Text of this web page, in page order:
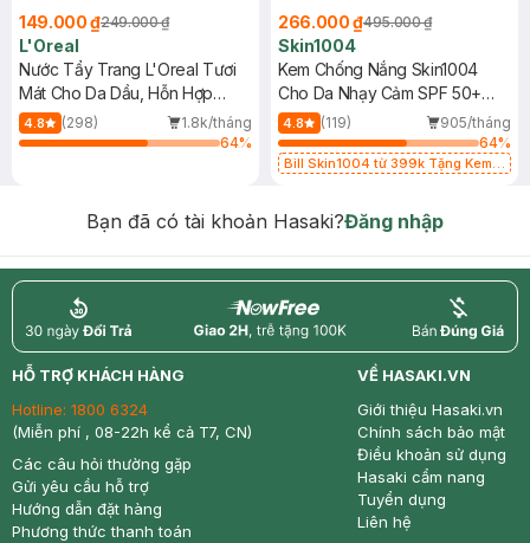
149.000 ₫249.000 ₫
L'Oreal
Nước Tẩy Trang L'Oreal Tươi
Mát Cho Da Dầu, Hỗn Hợp
400ml
4.8 (298)
1.8k/tháng
64%
266.000 ₫495.000 ₫
Skin1004
Kem Chống Nắng Skin1004
Cho Da Nhạy Cảm SPF 50+
50ml
4.8 (119)
905/tháng
64%
Bill Skin1004 từ 399k Tặng Kem
Bạn đã có tài khoản Hasaki?Đăng nhập
return nowfree price
HỖ TRỢ KHÁCH HÀNG
Hotline: 1800 6324
(Miễn phí , 08-22h kể cả T7, CN)
Các câu hỏi thường gặp
Gửi yêu cầu hỗ trợ
Hướng dẫn đặt hàng
Phương thức thanh toán
VỀ HASAKI.VN
Giới thiệu Hasaki.vn
Chính sách bảo mật
Điều khoản sử dụng
Hasaki cẩm nang
Tuyển dụng
Liên hệ